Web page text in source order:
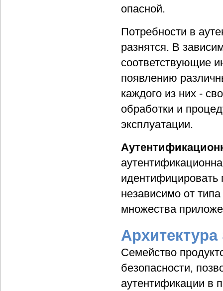
опасной.
Потребности в
разнятся. В
соответствующие
появлению
каждого из них -
обработки и
эксплуатации.
идентифицировать
независимо от
множества
Семейство
безопасности,
аутентификации в